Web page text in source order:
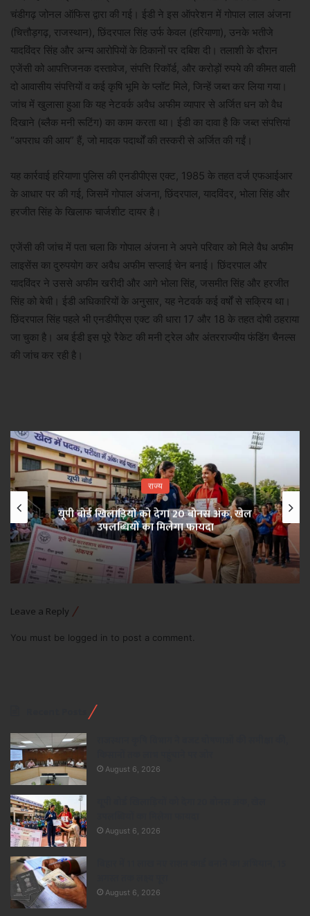
चंडीगढ़ जोनल ऑफिस द्वारा की गई। ईडी ने इस ऑपरेशन में गोपाल लाल अंजना
(चित्तौड़गढ़, राजस्थान), छिंदरपाल सिंह उर्फ केवल (हरियाणा), उनके भतीजे
यादविंदर सिंह और अन्य आरोपियों के ठिकानों पर दबिश दी। तलाशी के दौरान
एजेंसी को आपत्तिजनक दस्तावेज, संपत्ति रिकॉर्ड, और करोड़ों रुपये की कीमत वाली
दो आवासीय संपत्तियों व कई कृषि भूमि के प्लॉट मिले, जिन्हें जब्त कर लिया गया।
जांच में खुलासा हुआ कि यह नेटवर्क अवैध अफीम व्यापार से अर्जित धन को वैध
दिखाने (ब्लैक मनी रूटिंग) का काम करता था। ईडी का दावा है कि जब्त संपत्तियां
“अपराध की आय” हैं, जो मादक पदार्थों की तस्करी से अर्जित की गईं।
यह कार्रवाई हरियाणा पुलिस की एनडीपीएस एक्ट, 1985 के तहत दर्ज एफआईआर
के आधार पर की गई, जिसमें गोपाल अंजना, छिंदरपाल, यादविंदर, भोला सिंह और
हरजीत सिंह के खिलाफ चार्जशीट दायर है।
एजेंसी की जांच में पता चला कि गोपाल अंजना ने अपने परिवार को मिले वैध अफीम
लाइसेंस का दुरुपयोग कर अवैध अफीम सप्लाई चेन बनाई। छिंदरपाल और
यादविंदर ने उससे अफीम खरीदी और आगे भोला सिंह, जसमीत सिंह और हरजीत
सिंह को बेची। ईडी अधिकारियों के अनुसार, यह नेटवर्क कई वर्षों से सक्रिय था।
छिंदरपाल सिंह पहले भी एनडीपीएस एक्ट की धारा 17 और 18 के तहत दोषी ठहराया
जा चुका है। अब ईडी इस पूरे रैकेट की मनी ट्रेल और अंतरराज्यीय फंडिंग चैनल्स
की जांच कर रही है।
राज्य
यूपी बोर्ड खिलाड़ियों को देगा 20 बोनस अंक, खेल
उपलब्धियों का मिलेगा फायदा
Leave a Reply
You must be logged in to post a comment.
August 6, 2026
August 6, 2026
August 6, 2026